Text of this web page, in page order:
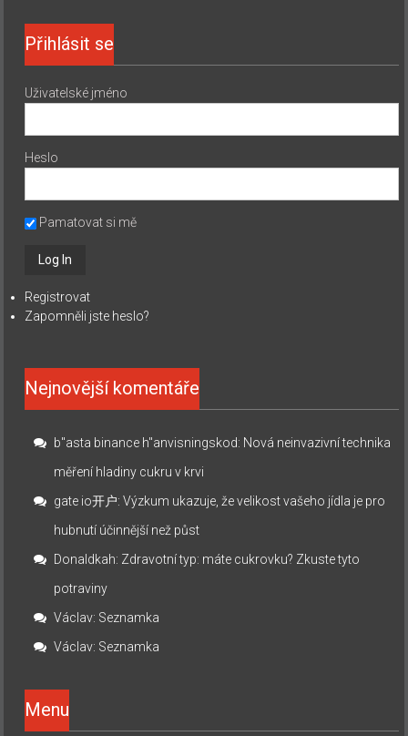
Přihlásit se
Uživatelské jméno
Heslo
Pamatovat si mě
Registrovat
Zapomněli jste heslo?
Nejnovější komentáře
b"asta binance h"anvisningskod: Nová neinvazivní technika
měření hladiny cukru v krvi
gate io开户:Výzkum ukazuje, že velikost vašeho jídla je pro
hubnutí účinnější než půst
Donaldkah: Zdravotní typ: máte cukrovku? Zkuste tyto
potraviny
Václav: Seznamka
Václav: Seznamka
Menu